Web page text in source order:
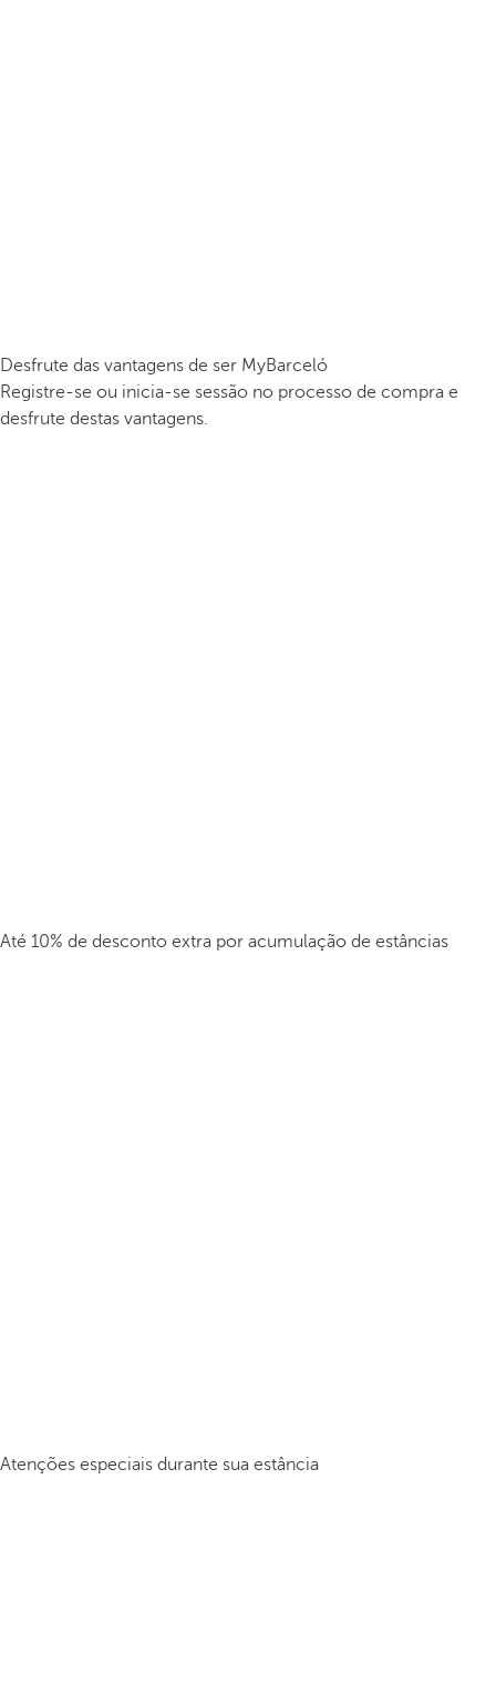
Desfrute das vantagens de ser MyBarceló
Registre-se ou inicia-se sessão no processo de compra e
desfrute destas vantagens.
Até 10% de desconto extra por acumulação de estâncias
Atenções especiais durante sua estância